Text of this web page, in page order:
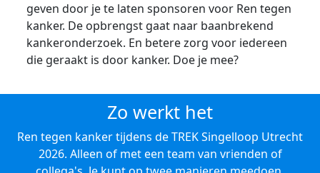
geven door je te laten sponsoren voor Ren tegen
kanker. De opbrengst gaat naar baanbrekend
kankeronderzoek. En betere zorg voor iedereen
die geraakt is door kanker. Doe je mee?
Zo werkt het
Ren tegen kanker tijdens de TREK Singelloop Utrecht
2026. Alleen of met een team van vrienden of